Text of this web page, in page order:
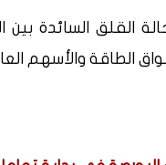
القلق السائدة
الطاقة والأسهم